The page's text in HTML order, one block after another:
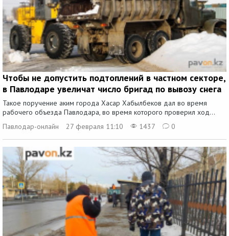
Чтобы не допустить подтоплений в частном секторе,
в Павлодаре увеличат число бригад по вывозу снега
Такое поручение аким города Хасар Хабылбеков дал во время
рабочего объезда Павлодара, во время которого проверил ход...
Павлодар-онлайн
27 февраля 11:10 1437 0